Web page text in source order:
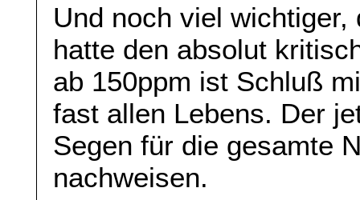
Und noch viel
hatte den absolut
ab 150ppm ist Schluß
fast allen Lebens. Der
Segen für die gesamte
nachweisen.